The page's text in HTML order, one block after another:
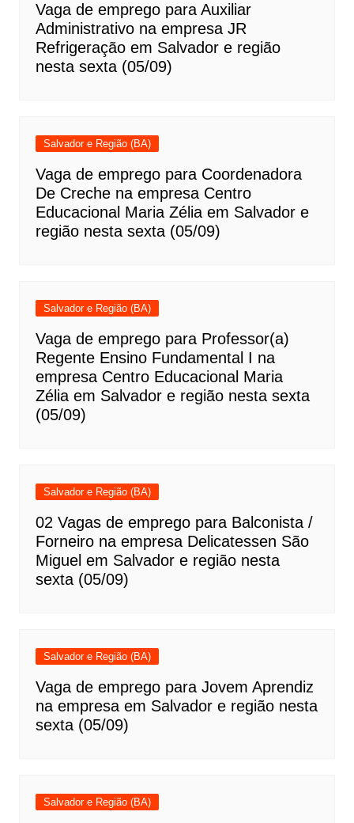
Vaga de emprego para Auxiliar
Administrativo na empresa JR
Refrigeração em Salvador e região
nesta sexta (05/09)
Salvador e Região (BA)
Vaga de emprego para Coordenadora
De Creche na empresa Centro
Educacional Maria Zélia em Salvador e
região nesta sexta (05/09)
Salvador e Região (BA)
Vaga de emprego para Professor(a)
Regente Ensino Fundamental I na
empresa Centro Educacional Maria
Zélia em Salvador e região nesta sexta
(05/09)
Salvador e Região (BA)
02 Vagas de emprego para Balconista /
Forneiro na empresa Delicatessen São
Miguel em Salvador e região nesta
sexta (05/09)
Salvador e Região (BA)
Vaga de emprego para Jovem Aprendiz
na empresa em Salvador e região nesta
sexta (05/09)
Salvador e Região (BA)